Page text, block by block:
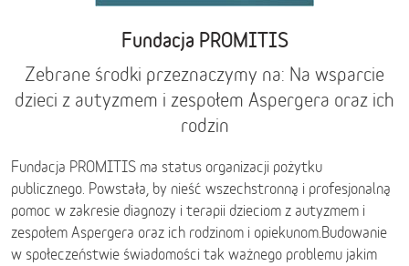
Fundacja PROMITIS
Zebrane środki przeznaczymy na: Na wsparcie
dzieci z autyzmem i zespołem Aspergera oraz ich
rodzin
Fundacja PROMITIS ma status organizacji pożytku
publicznego. Powstała, by nieść wszechstronną i profesjonalną
pomoc w zakresie diagnozy i terapii dzieciom z autyzmem i
zespołem Aspergera oraz ich rodzinom i opiekunom.Budowanie
w społeczeństwie świadomości tak ważnego problemu jakim